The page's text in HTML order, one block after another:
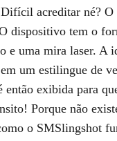
acreditar né?
dispositivo tem o
e uma mira laser. A
um estilingue de
exibida para
Porque não
o SMSlingshot